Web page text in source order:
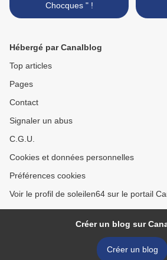
Chocques " !
Hébergé par Canalblog
Top articles
Pages
Contact
Signaler un abus
C.G.U.
Cookies et données personnelles
Préférences cookies
Voir le profil de soleilen64 sur le portail
Créer un blog sur
Créer un blog